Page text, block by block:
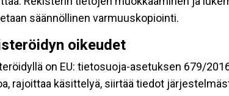
säännöllinen varmuuskopiointi.
oikeudet
on EU: tietosuoja-asetuksen 679/
rajoittaa käsittelyä, siirtää tiedot